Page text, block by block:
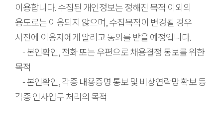
이용합니다. 수집된 개인정보는 정해진 목적 이외의
용도로는 이용되지 않으며, 수집목적이 변경될 경우
사전에 이용자에게 알리고 동의를 받을 예정입니다.
- 본인확인, 전화 또는 우편으로 채용결정 통보를 위한
목적
- 본인확인, 각종 내용증명 통보 및 비상연락망 확보 등
각종 인사업무 처리의 목적